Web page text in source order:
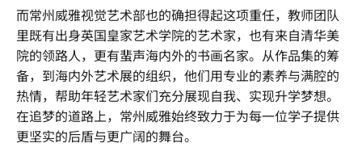
而常州威雅视觉艺术部也的确担得起这项重任，教师团队
里既有出身英国皇家艺术学院的艺术家，也有来自清华美
院的领路人，更有蜚声海内外的书画名家。从作品集的筹
备，到海内外艺术展的组织，他们用专业的素养与满腔的
热情，帮助年轻艺术家们充分展现自我、实现升学梦想。
在追梦的道路上，常州威雅始终致力于为每一位学子提供
更坚实的后盾与更广阔的舞台。